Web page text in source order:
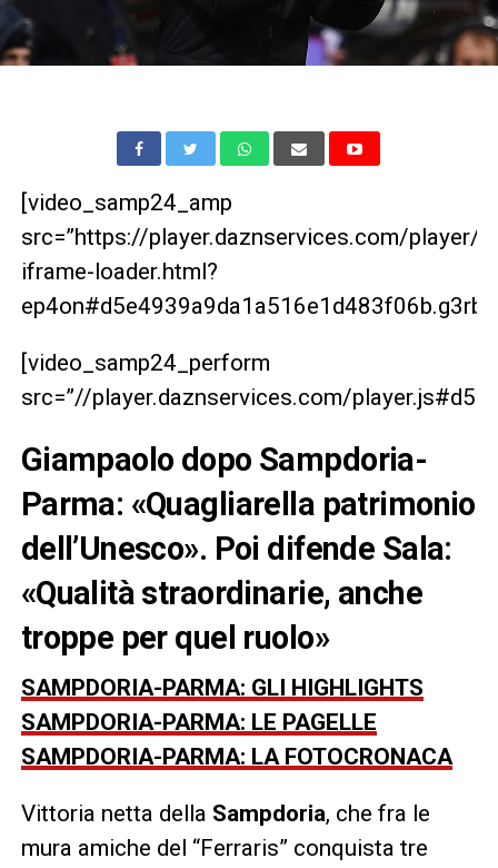
[video_samp24_amp
src=”https://player.daznservices.com/player/
iframe-loader.html?
[video_samp24_perform
src=”//player.daznservices.com/
Giampaolo dopo Sampdoria-
Parma: «Quagliarella patrimonio
dell’Unesco». Poi difende Sala:
«Qualità straordinarie, anche
troppe per quel ruolo»
SAMPDORIA-PARMA: GLI HIGHLIGHTS
SAMPDORIA-PARMA: LE PAGELLE
SAMPDORIA-PARMA: LA FOTOCRONACA
Vittoria netta della Sampdoria, che fra le
mura amiche del “Ferraris” conquista tre